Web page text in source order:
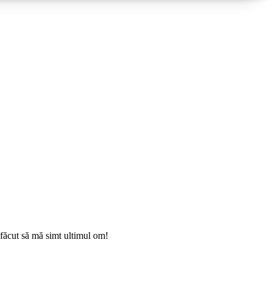
să mă simt ultimul om!